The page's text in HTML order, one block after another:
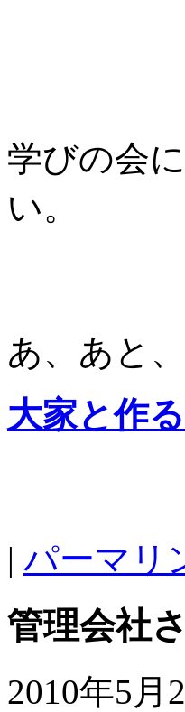
学びの会
い。
あ、あと
大家と作
| パーマリ
管理会社
2010年5月